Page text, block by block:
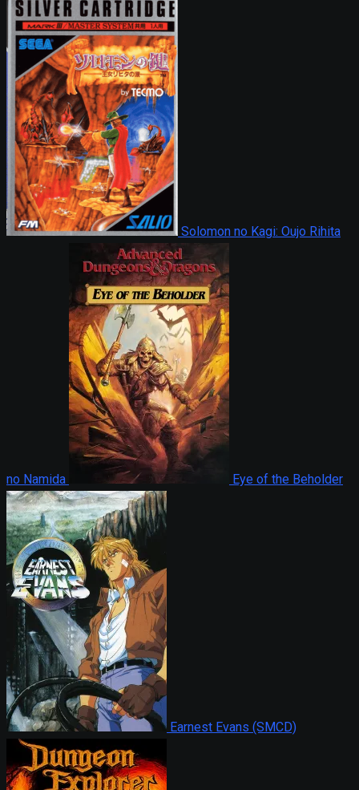
Solomon no Kagi: Oujo Rihita
no Namida Eye of the Beholder
Earnest Evans (SMCD)